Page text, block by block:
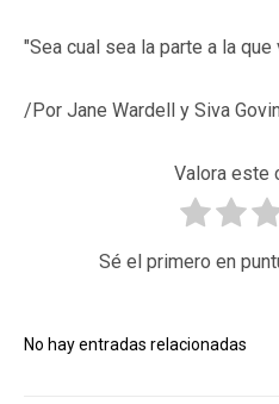
"Sea cual sea la parte a la
/Por Jane Wardell y Siva
Valora este
Sé el primero en
No hay entradas relacionadas